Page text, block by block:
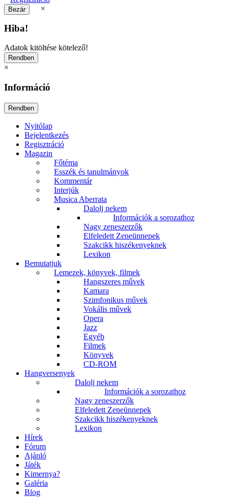
×
Hiba!
Adatok kitöltése kötelező!
×
Információ
Nyitólap
Bejelentkezés
Regisztráció
Magazin
Főtéma
Esszék és tanulmányok
Kommentár
Interjúk
Musica Aberrata
Dalolj nekem
Információk a sorozathoz
Nagy zeneszerzők
Elfeledett Zeneünnepek
Szakcikk hiszékenyeknek
Lexikon
Bemutatjuk
Lemezek, könyvek, filmek
Hangszeres művek
Kamara
Szimfonikus művek
Vokális művek
Opera
Jazz
Egyéb
Filmek
Könyvek
CD-ROM
Hangversenyek
Dalolj nekem
Információk a sorozathoz
Nagy zeneszerzők
Elfeledett Zeneünnepek
Szakcikk hiszékenyeknek
Lexikon
Hírek
Fórum
Ajánló
Játék
Kimernya?
Galéria
Blog